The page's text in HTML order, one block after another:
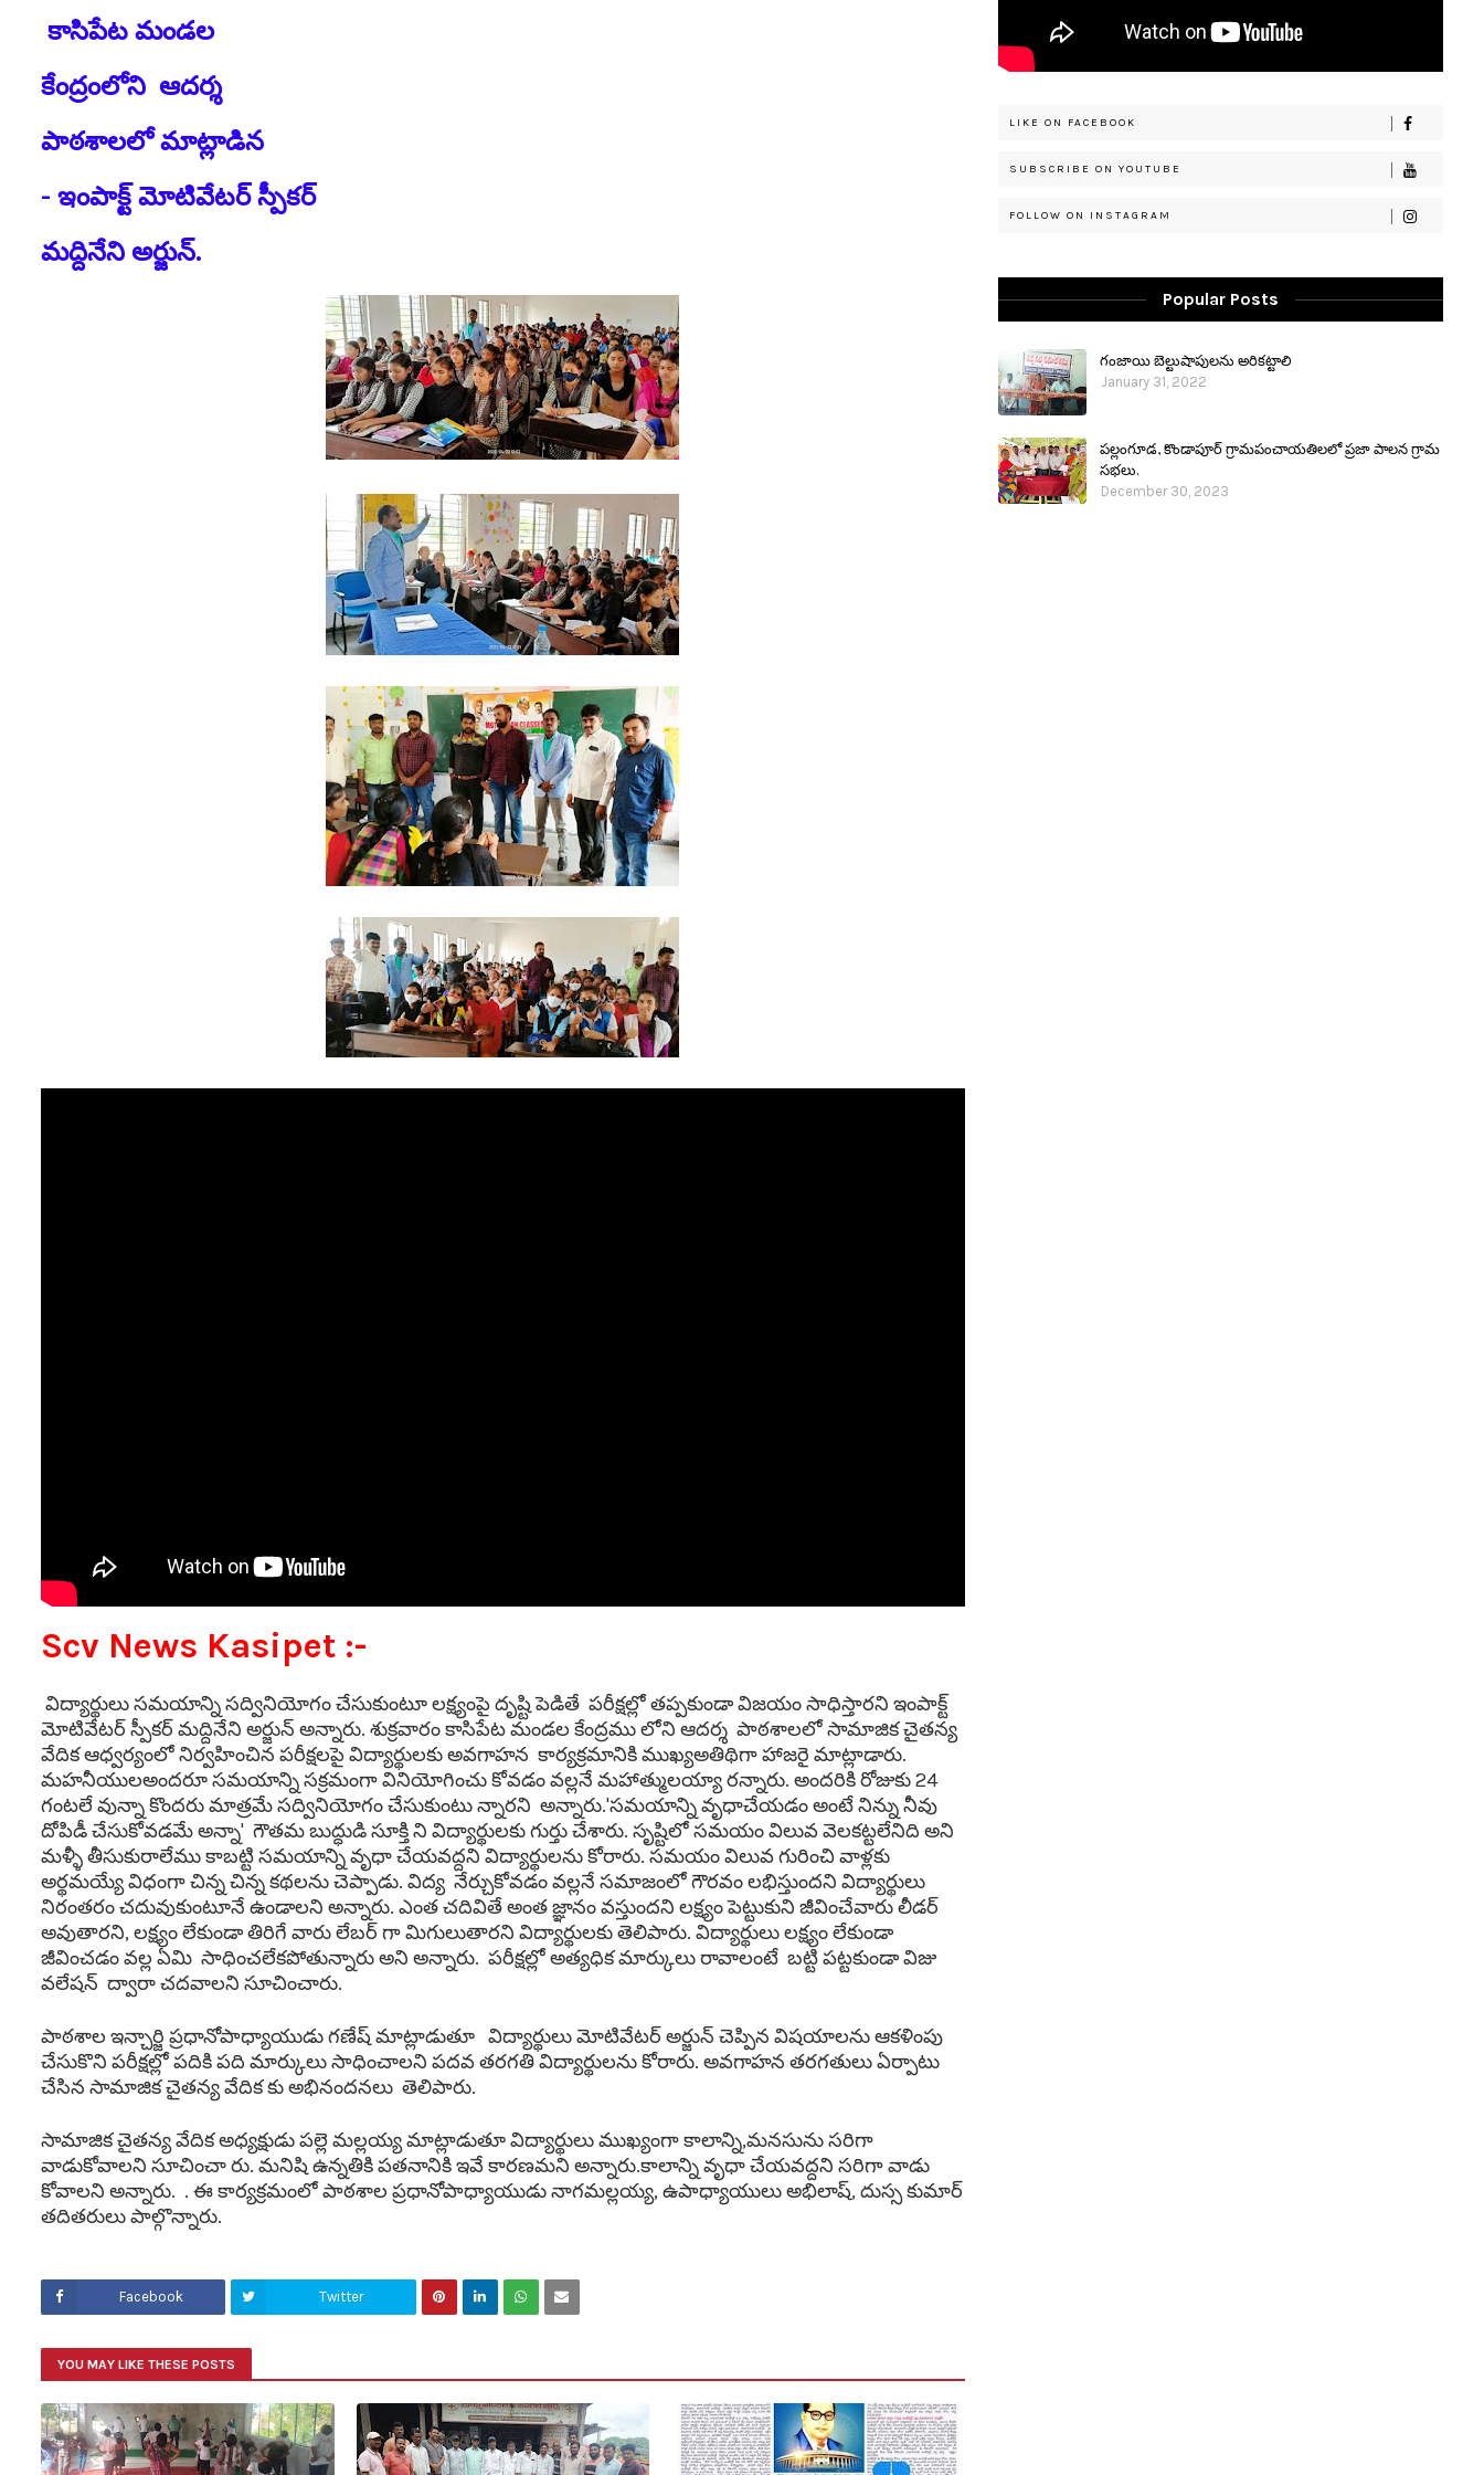
కాసిపేట మండల
కేంద్రంలోని ఆదర్శ
పాఠశాలలో మాట్లాడిన
- ఇంపాక్ట్ మోటివేటర్ స్పీకర్
మద్దినేని అర్జున్.
Scv News Kasipet :-
విద్యార్థులు సమయాన్ని సద్వినియోగం చేసుకుంటూ లక్ష్యంపై దృష్టి పెడితే పరీక్షల్లో తప్పకుండా విజయం సాధిస్తారని ఇంపాక్ట్
మోటివేటర్ స్పీకర్ మద్దినేని అర్జున్ అన్నారు. శుక్రవారం కాసిపేట మండల కేంద్రము లోని ఆదర్శ పాఠశాలలో సామాజిక చైతన్య
వేదిక ఆధ్వర్యంలో నిర్వహించిన పరీక్షలపై విద్యార్థులకు అవగాహన కార్యక్రమానికి ముఖ్యఅతిథిగా హాజరై మాట్లాడారు.
మహనీయులఅందరూ సమయాన్ని సక్రమంగా వినియోగించు కోవడం వల్లనే మహాత్ములయ్యా రన్నారు. అందరికి రోజుకు 24
గంటలే వున్నా కొందరు మాత్రమే సద్వినియోగం చేసుకుంటు న్నారని అన్నారు.'సమయాన్ని వృధాచేయడం అంటే నిన్ను నీవు
దోపిడీ చేసుకోవడమే అన్నా' గౌతమ బుద్ధుడి సూక్తి ని విద్యార్థులకు గుర్తు చేశారు. సృష్టిలో సమయం విలువ వెలకట్టలేనిది అని
మళ్ళీ తీసుకురాలేము కాబట్టి సమయాన్ని వృధా చేయవద్దని విద్యార్థులను కోరారు. సమయం విలువ గురించి వాళ్లకు
అర్థమయ్యే విధంగా చిన్న చిన్న కథలను చెప్పాడు. విద్య నేర్చుకోవడం వల్లనే సమాజంలో గౌరవం లభిస్తుందని విద్యార్థులు
నిరంతరం చదువుకుంటూనే ఉండాలని అన్నారు. ఎంత చదివితే అంత జ్ఞానం వస్తుందని లక్ష్యం పెట్టుకుని జీవించేవారు లీడర్
అవుతారని, లక్ష్యం లేకుండా తిరిగే వారు లేబర్ గా మిగులుతారని విద్యార్థులకు తెలిపారు. విద్యార్థులు లక్ష్యం లేకుండా
జీవించడం వల్ల ఏమి సాధించలేకపోతున్నారు అని అన్నారు. పరీక్షల్లో అత్యధిక మార్కులు రావాలంటే బట్టి పట్టకుండా విజు
వలేషన్ ద్వారా చదవాలని సూచించారు.
పాఠశాల ఇన్చార్జి ప్రధానోపాధ్యాయుడు గణేష్ మాట్లాడుతూ విద్యార్థులు మోటివేటర్ అర్జున్ చెప్పిన విషయాలను ఆకళింపు
చేసుకొని పరీక్షల్లో పదికి పది మార్కులు సాధించాలని పదవ తరగతి విద్యార్థులను కోరారు. అవగాహన తరగతులు ఏర్పాటు
చేసిన సామాజిక చైతన్య వేదిక కు అభినందనలు తెలిపారు.
సామాజిక చైతన్య వేదిక అధ్యక్షుడు పల్లె మల్లయ్య మాట్లాడుతూ విద్యార్థులు ముఖ్యంగా కాలాన్ని,మనసును సరిగా
వాడుకోవాలని సూచించా రు. మనిషి ఉన్నతికి పతనానికి ఇవే కారణమని అన్నారు.కాలాన్ని వృధా చేయవద్దని సరిగా వాడు
కోవాలని అన్నారు. . ఈ కార్యక్రమంలో పాఠశాల ప్రధానోపాధ్యాయుడు నాగమల్లయ్య, ఉపాధ్యాయులు అభిలాష్, దుస్స కుమార్
తదితరులు పాల్గొన్నారు.
Facebook Twitter
YOU MAY LIKE THESE POSTS
LIKE ON FACEBOOK
SUBSCRIBE ON YOUTUBE
FOLLOW ON INSTAGRAM
Popular Posts
గంజాయి బెల్టుషాపులను అరికట్టాలి
January 31, 2022
పల్లంగూడ, కొండాపూర్ గ్రామపంచాయతిలలో ప్రజా పాలన గ్రామ
సభలు.
December 30, 2023